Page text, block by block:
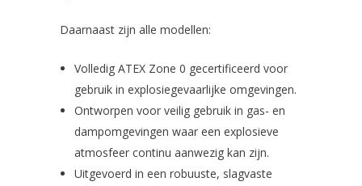
Daarnaast zijn alle modellen:
Volledig ATEX Zone 0 gecertificeerd voor
gebruik in explosiegevaarlijke omgevingen.
Ontworpen voor veilig gebruik in gas- en
dampomgevingen waar een explosieve
atmosfeer continu aanwezig kan zijn.
Uitgevoerd in een robuuste, slagvaste